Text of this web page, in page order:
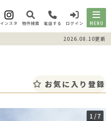
インスタ 物件検索 電話する ログイン MENU
2026.08.10更新
お気に入り登録
1/7